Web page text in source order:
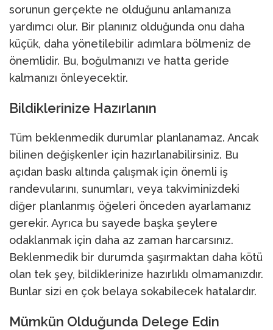
sorunun gerçekte ne olduğunu anlamanıza
yardımcı olur. Bir planınız olduğunda onu daha
küçük, daha yönetilebilir adımlara bölmeniz de
önemlidir. Bu, boğulmanızı ve hatta geride
kalmanızı önleyecektir.
Bildiklerinize Hazırlanın
Tüm beklenmedik durumlar planlanamaz. Ancak
bilinen değişkenler için hazırlanabilirsiniz. Bu
açıdan baskı altında çalışmak için önemli iş
randevularını, sunumları, veya takviminizdeki
diğer planlanmış öğeleri önceden ayarlamanız
gerekir. Ayrıca bu sayede başka şeylere
odaklanmak için daha az zaman harcarsınız.
Beklenmedik bir durumda şaşırmaktan daha kötü
olan tek şey, bildiklerinize hazırlıklı olmamanızdır.
Bunlar sizi en çok belaya sokabilecek hatalardır.
Mümkün Olduğunda Delege Edin